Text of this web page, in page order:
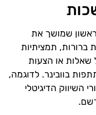
שמושך את
תמציתיות
שאלות או הצעות
בוובינר. לדוגמה,
השיווק הדיגיטלי